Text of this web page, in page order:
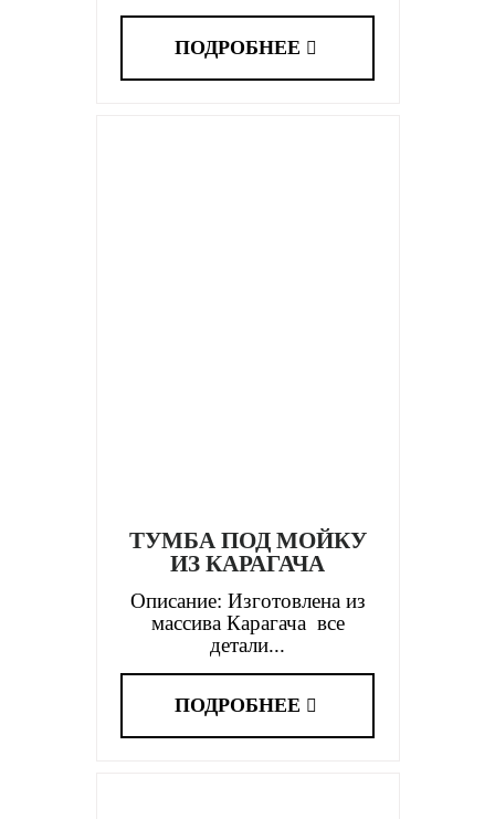
ПОДРОБНЕЕ
ТУМБА ПОД МОЙКУ
ИЗ КАРАГАЧА
Описание: Изготовлена из
массива Карагача все
детали...
ПОДРОБНЕЕ